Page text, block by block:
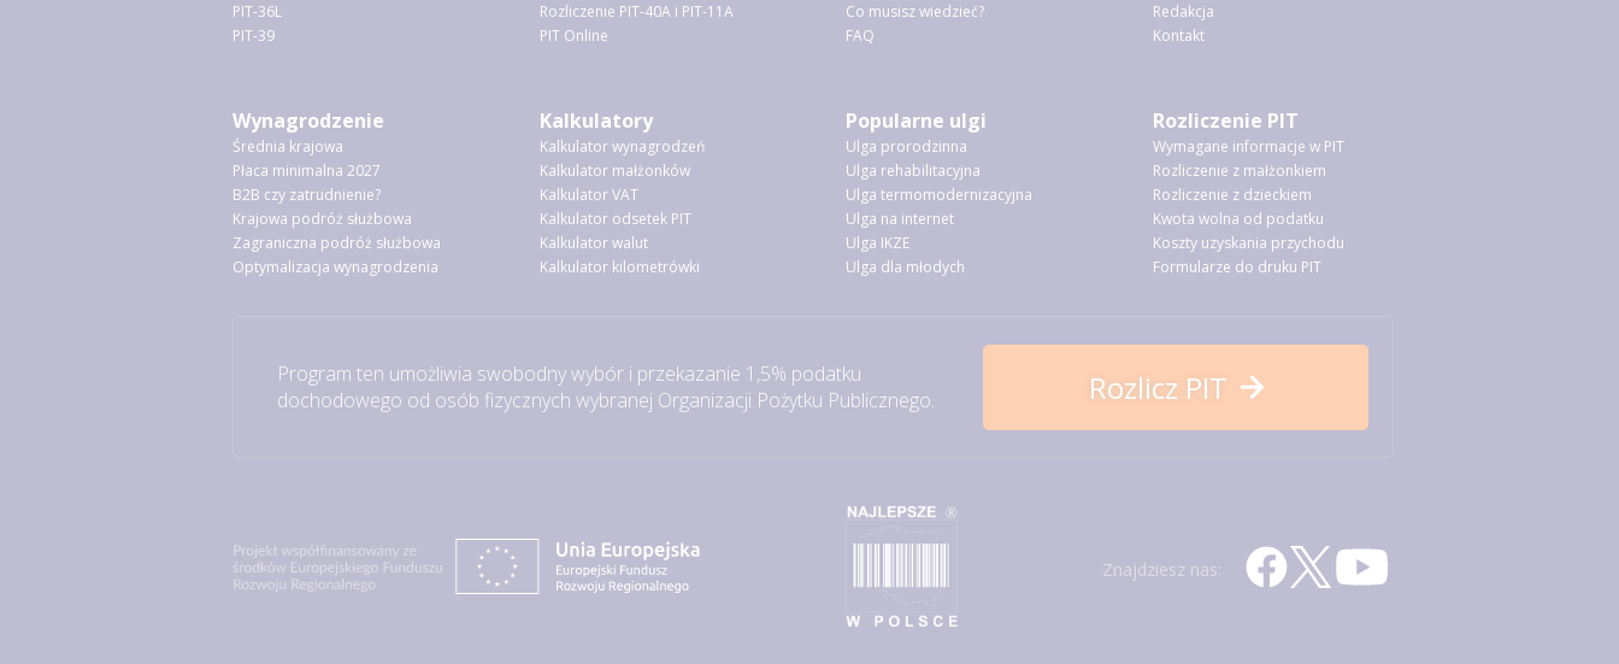
PIT-36L
PIT-39
Rozliczenie PIT-40A i PIT-11A
PIT Online
Co musisz wiedzieć?
FAQ
Redakcja
Kontakt
Wynagrodzenie
Średnia krajowa
Płaca minimalna 2027
B2B czy zatrudnienie?
Krajowa podróż służbowa
Zagraniczna podróż służbowa
Optymalizacja wynagrodzenia
Kalkulatory
Kalkulator wynagrodzeń
Kalkulator małżonków
Kalkulator VAT
Kalkulator odsetek PIT
Kalkulator walut
Kalkulator kilometrówki
Popularne ulgi
Ulga prorodzinna
Ulga rehabilitacyjna
Ulga termomodernizacyjna
Ulga na internet
Ulga IKZE
Ulga dla młodych
Rozliczenie PIT
Wymagane informacje w PIT
Rozliczenie z małżonkiem
Rozliczenie z dzieckiem
Kwota wolna od podatku
Koszty uzyskania przychodu
Formularze do druku PIT
Program ten umożliwia swobodny wybór i przekazanie 1,5% podatku
dochodowego od osób fizycznych wybranej Organizacji Pożytku Publicznego.
Rozlicz PIT
Znajdziesz nas: